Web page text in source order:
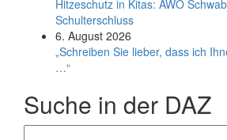
Hitzeschutz in Kitas: AWO
Schulterschluss
6. August 2026
„Schreiben Sie lieber, dass ich
…“
Suche in der DAZ